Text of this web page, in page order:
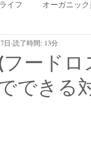
イフ オーガニッ
夏 晩夏
冷え性 肌トラ
ード
できる
日 読了時間: 13分